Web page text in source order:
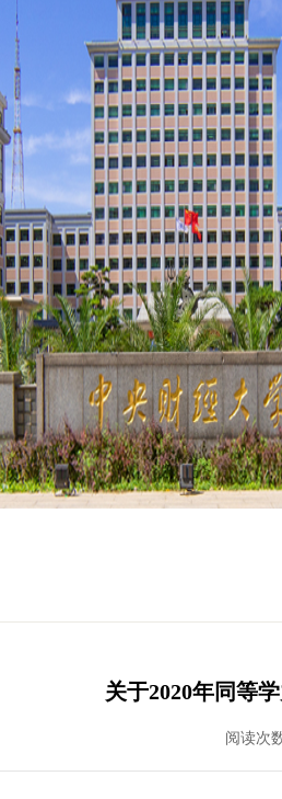
关于2020年同等
阅读次